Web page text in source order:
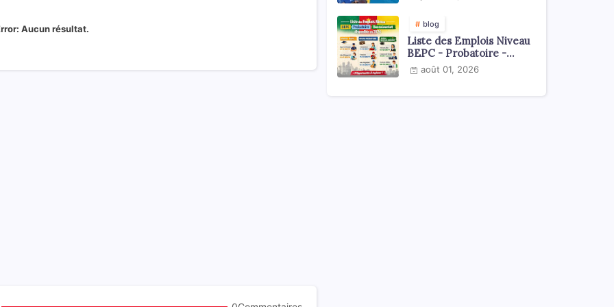
Aucun résultat.
national
blog
Liste des Emplois Niveau
BEPC - Probatoire -
Baccalauréat dispoblible
en 2026
août 01, 2026